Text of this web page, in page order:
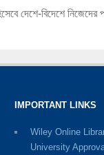
দেশে-বিদেশে
IMPORTANT LINKS
Wiley Online
University